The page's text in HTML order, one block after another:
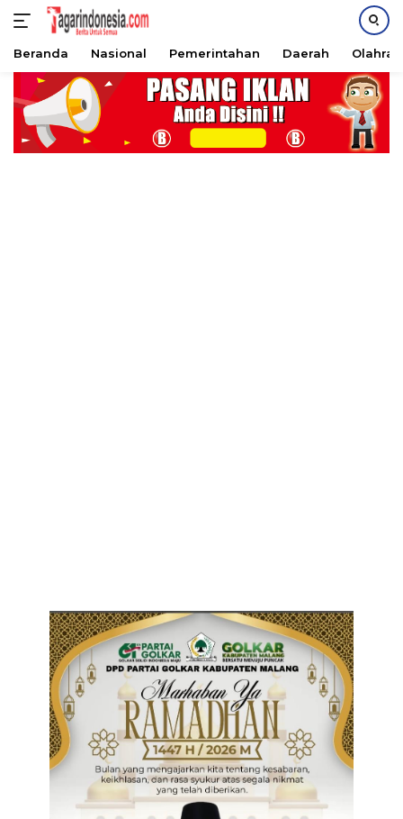
Langsung
konten
Beranda Nasional Pemerintahan Daerah